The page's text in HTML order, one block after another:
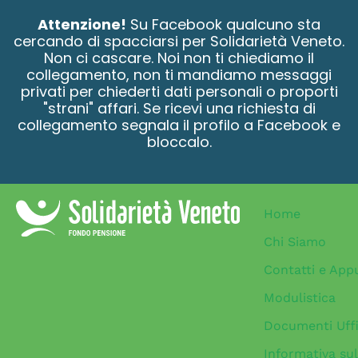
Attenzione! Su Facebook qualcuno sta
cercando di spacciarsi per Solidarietà Veneto.
Non ci cascare. Noi non ti chiediamo il
collegamento, non ti mandiamo messaggi
privati per chiederti dati personali o proporti
"strani" affari. Se ricevi una richiesta di
collegamento segnala il profilo a Facebook e
bloccalo.
Home
Chi Siamo
Contatti e
Modulistica
Documenti
Informativa